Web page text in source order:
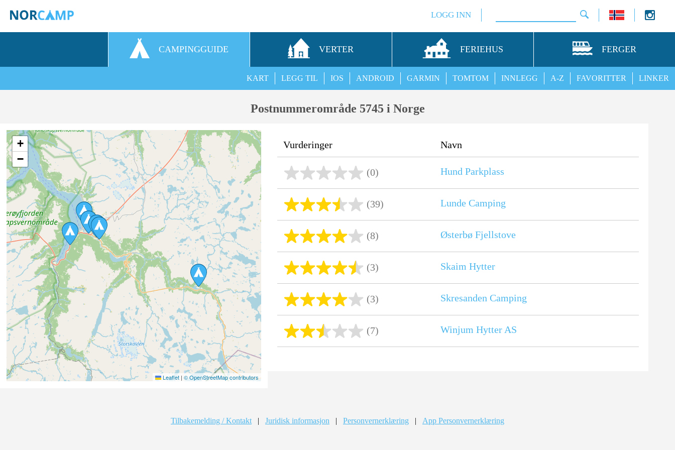
LOGG INN
CAMPINGGUIDE VERTER FERIEHUS FERGER
LINKER
FAVORITTER
A-Z
INNLEGG
TOMTOM
GARMIN
ANDROID
IOS
LEGG TIL
KART
Postnummerområde 5745 i Norge
+
−
Leaflet | © OpenStreetMap contributors
Vurderinger Navn
(0) Hund Parkplass
(39) Lunde Camping
(8) Østerbø Fjellstove
(3) Skaim Hytter
(3) Skresanden Camping
(7) Winjum Hytter AS
Tilbakemelding / Kontakt | Juridisk informasjon | Personvernerklæring | App Personvernerklæring